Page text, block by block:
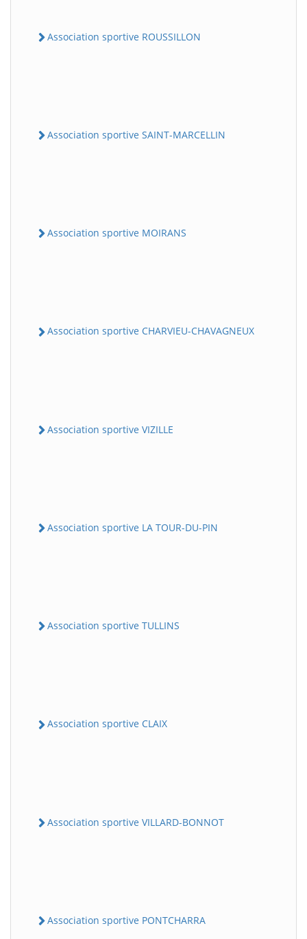
Association sportive ROUSSILLON
Association sportive SAINT-MARCELLIN
Association sportive MOIRANS
Association sportive CHARVIEU-CHAVAGNEUX
Association sportive VIZILLE
Association sportive LA TOUR-DU-PIN
Association sportive TULLINS
Association sportive CLAIX
Association sportive VILLARD-BONNOT
Association sportive PONTCHARRA